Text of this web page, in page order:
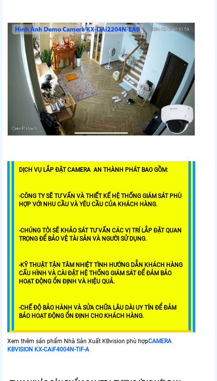
DỊCH VỤ LẮP ĐẶT CAMERA AN THÀNH PHÁT BAO GỒM:
-CÔNG TY SẼ TƯ VẤN VÀ THIẾT KẾ HỆ THỐNG GIÁM SÁT PHÙ
HỢP VỚI NHU CẦU VÀ YÊU CẦU CỦA KHÁCH HÀNG.
-CHÚNG TÔI SẼ KHẢO SÁT TƯ VẤN CÁC VỊ TRÍ LẮP ĐẶT QUAN
TRỌNG ĐỂ BẢO VỆ TÀI SẢN VÀ NGƯỜI SỬ DỤNG.
-KỸ THUẬT TẬN TÂM NHIỆT TÌNH HƯỚNG DẪN KHÁCH HÀNG
CẤU HÌNH VÀ CÀI ĐẶT HỆ THỐNG GIÁM SÁT ĐỂ ĐẢM BẢO
HOẠT ĐỘNG ỔN ĐỊNH VÀ HIỆU QUẢ.
-CHẾ ĐỘ BẢO HÀNH VÀ SỬA CHỮA LÂU DÀI UY TÍN ĐỂ ĐẢM
BẢO HOẠT ĐỘNG ỔN ĐỊNH CHO KHÁCH HÀNG.
Xem thêm sản phẩm Nhà Sản Xuất KBvision phù hợpCAMERA
KBVISION KX-CAiF4004N-TiF-A